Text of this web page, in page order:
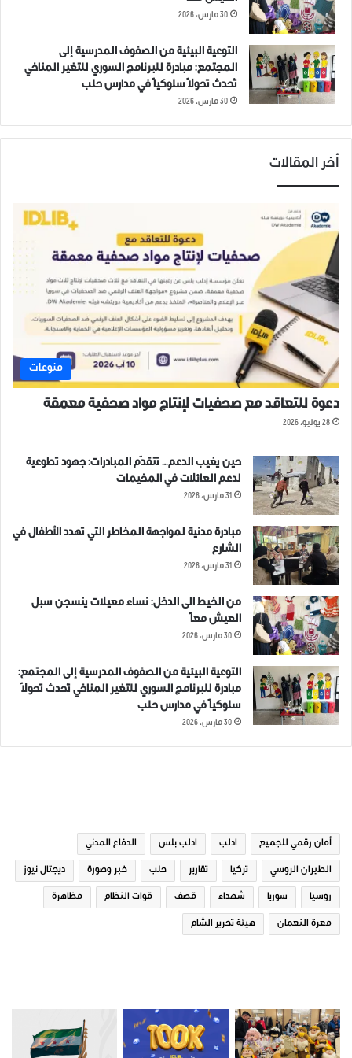
مقتل مدنيين اثنين وإصابة 15
في "مقالات"
مقتل 19 مدنياً وإصابة 49 آخرين
بمجزرتين في ريف إدلب
2 ديسمبر، 2019
في "مقالات"
قصف توثيق جرائم ملخص شهداء
30 مارس، 2026
التوعية البيئية من الصفوف المدرسية إلى
المجتمع: مبادرة للبرنامج السوري للتغير المناخي
تُحدث تحولاً سلوكياً في مدارس حلب
30 مارس، 2026
أخر المقالات
منوعات
دعوة للتعاقد مع صحفيات لإنتاج مواد صحفية معمقة
28 يوليو، 2026
حين يغيب الدعم… تتقدّم المبادرات: جهود تطوعية
لدعم العائلات في المخيمات
31 مارس، 2026
مبادرة مدنية لمواجهة المخاطر التي تهدد الأطفال في
الشارع
31 مارس، 2026
من الخيط الى الدخل: نساء معيلات ينسجن سبل
العيش معاً
30 مارس، 2026
التوعية البيئية من الصفوف المدرسية إلى المجتمع:
مبادرة للبرنامج السوري للتغير المناخي تُحدث تحولاً
سلوكياً في مدارس حلب
30 مارس، 2026
أمان رقمي للجميع ادلب ادلب بلس الدفاع المدني
الطيران الروسي تركيا تقارير حلب خبر وصورة ديجتال نيوز
روسيا سوريا شهداء قصف قوات النظام مظاهرة
معرة النعمان هيئة تحرير الشام